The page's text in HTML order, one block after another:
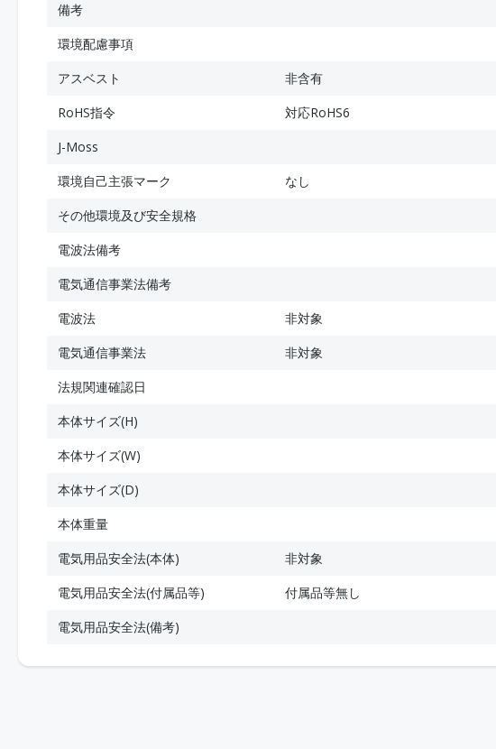
備考
環境配慮事項
アスベスト
非含有
RoHS指令
対応RoHS6
J-Moss
環境自己主張マーク
なし
その他環境及び安全規格
電波法備考
電気通信事業法備考
電波法
非対象
電気通信事業法
非対象
法規関連確認日
本体サイズ(H)
本体サイズ(W)
本体サイズ(D)
本体重量
電気用品安全法(本体)
非対象
電気用品安全法(付属品等)
付属品等無し
電気用品安全法(備考)